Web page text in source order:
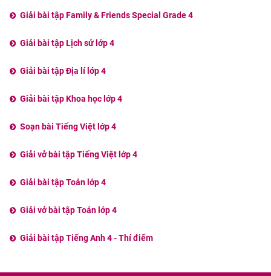
Giải bài tập Family & Friends Special Grade 4
Giải bài tập Lịch sử lớp 4
Giải bài tập Địa lí lớp 4
Giải bài tập Khoa học lớp 4
Soạn bài Tiếng Việt lớp 4
Giải vở bài tập Tiếng Việt lớp 4
Giải bài tập Toán lớp 4
Giải vở bài tập Toán lớp 4
Giải bài tập Tiếng Anh 4 - Thí điểm